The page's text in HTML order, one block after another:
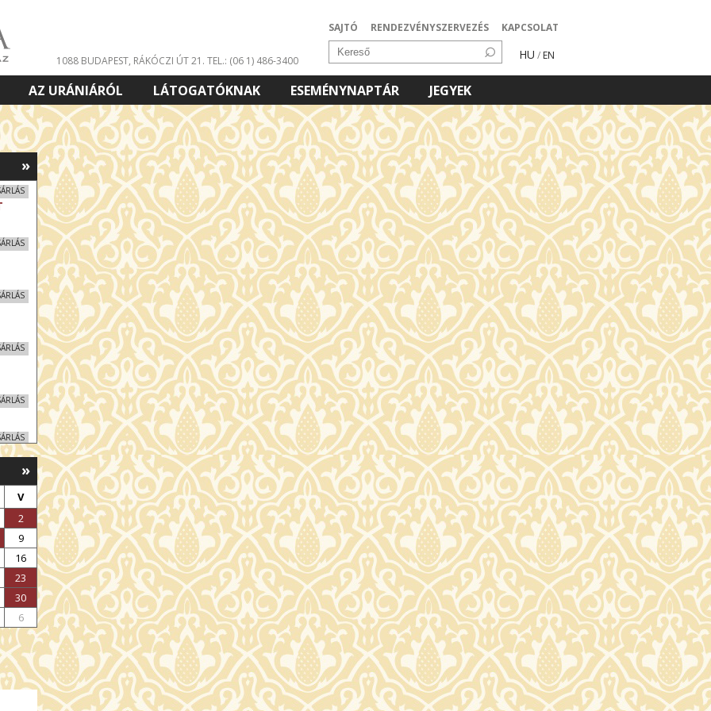
SAJTÓ RENDEZVÉNYSZERVEZÉS KAPCSOLAT
HU / EN
1088 BUDAPEST, RÁKÓCZI ÚT 21. TEL.: (06 1) 486-3400
AZ URÁNIÁRÓL LÁTOGATÓKNAK ESEMÉNYNAPTÁR
JEGYEK
»
»
V
2
9
16
23
30
6